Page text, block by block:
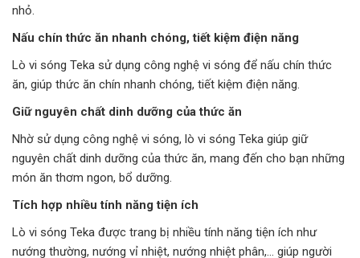
nhỏ.
Nấu chín thức ăn nhanh chóng, tiết kiệm điện năng
Lò vi sóng Teka sử dụng công nghệ vi sóng để nấu chín thức
ăn, giúp thức ăn chín nhanh chóng, tiết kiệm điện năng.
Giữ nguyên chất dinh dưỡng của thức ăn
Nhờ sử dụng công nghệ vi sóng, lò vi sóng Teka giúp giữ
nguyên chất dinh dưỡng của thức ăn, mang đến cho bạn những
món ăn thơm ngon, bổ dưỡng.
Tích hợp nhiều tính năng tiện ích
Lò vi sóng Teka được trang bị nhiều tính năng tiện ích như
nướng thường, nướng vỉ nhiệt, nướng nhiệt phân,… giúp người